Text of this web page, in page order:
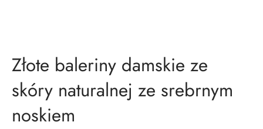
Złote baleriny damskie ze
skóry naturalnej ze srebrnym
noskiem